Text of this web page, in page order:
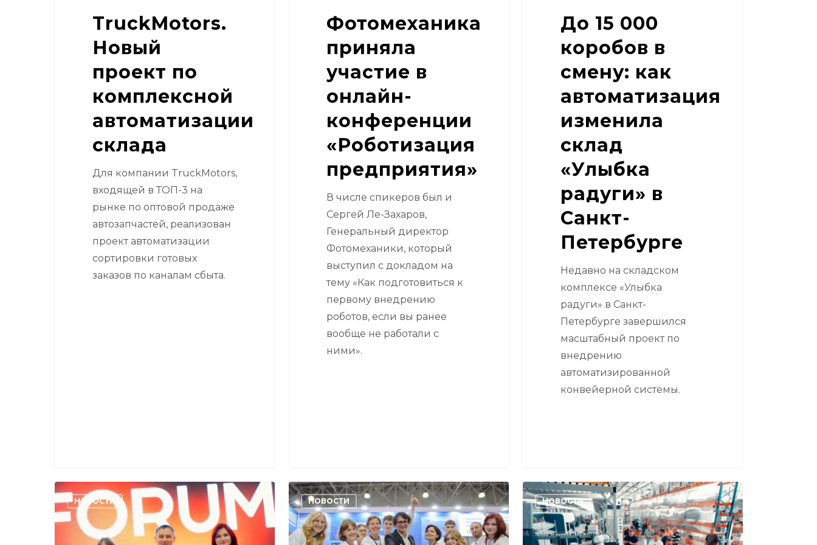
TruckMotors.
Новый
проект по
комплексной
автоматизации
склада
Для компании TruckMotors,
входящей в ТОП-3 на
рынке по оптовой продаже
автозапчастей, реализован
проект автоматизации
сортировки готовых
заказов по каналам сбыта.
Фотомеханика
приняла
участие в
онлайн-
конференции
«Роботизация
предприятия»
В числе спикеров был и
Сергей Ле-Захаров,
Генеральный директор
Фотомеханики, который
выступил с докладом на
тему «Как подготовиться к
первому внедрению
роботов, если вы ранее
вообще не работали с
ними».
радуги»
Петербурге
До 15 000
коробов в
смену: как
автоматизация
изменила
склад
«Улыбка
радуги» в
Санкт-
Петербурге
Недавно на складском
комплексе «Улыбка
радуги» в Санкт-
Петербурге завершился
масштабный проект по
внедрению
автоматизированной
конвейерной системы.
Фотомеханика
приняла
участие
НОВОСТИ
Фотомеханика
на
выставке
CeMAT
НОВОСТИ
РОБОДЕНЬ
–
новое
мероприятие
НОВОСТИ